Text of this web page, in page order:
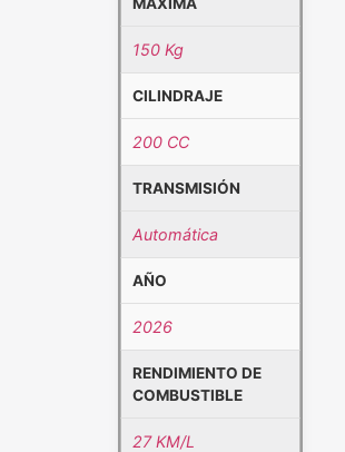
150 Kg
CILINDRAJE
200 CC
TRANSMISIÓN
Automática
AÑO
2026
RENDIMIENTO DE
COMBUSTIBLE
27 KM/L